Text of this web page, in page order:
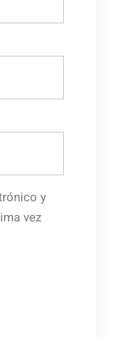
y
vez